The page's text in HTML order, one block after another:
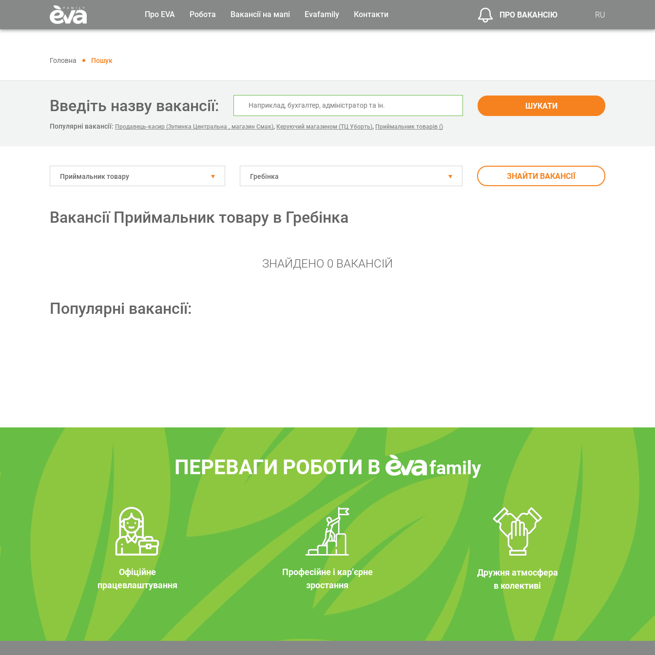
Про EVA Робота Вакансії на мапі Evafamily Контакти ПРО ВАКАНСІЮ RU
Головна Пошук
Введіть назву вакансії: ШУКАТИ
Популярні вакансії: Продавець-касир (Зупинка Центральна , магазин Смак), Керуючий магазином (ТЦ Уборть), Приймальник товарів ()
Приймальник товару Гребінка ЗНАЙТИ ВАКАНСІЇ
Вакансії Приймальник товару в Гребінка
ЗНАЙДЕНО 0 ВАКАНСІЙ
Популярні вакансії:
ПЕРЕВАГИ РОБОТИ В family
Офіційне
працевлаштування
Професійне і кар’єрне
зростання
Дружня атмосфера
в колективі